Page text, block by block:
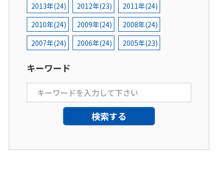
2013年(24)
2012年(23)
2011年(24)
2010年(24)
2009年(24)
2008年(24)
2007年(24)
2006年(24) 2005年(23)
キーワード